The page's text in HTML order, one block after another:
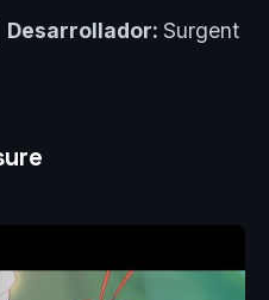
Desarrollador: Surgent